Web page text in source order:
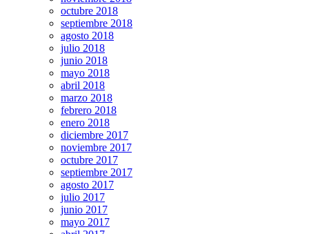
octubre 2018
septiembre 2018
agosto 2018
julio 2018
junio 2018
mayo 2018
abril 2018
marzo 2018
febrero 2018
enero 2018
diciembre 2017
noviembre 2017
octubre 2017
septiembre 2017
agosto 2017
julio 2017
junio 2017
mayo 2017